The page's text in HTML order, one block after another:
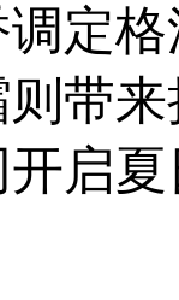
定
带
启